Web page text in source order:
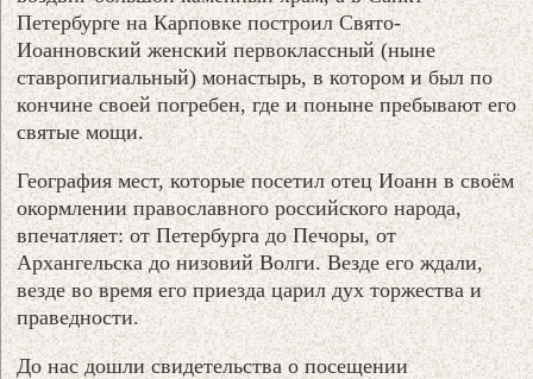
Петербурге на Карповке построил Свято-
Иоанновский женский первоклассный (ныне
ставропигиальный) монастырь, в котором и был по
кончине своей погребен, где и поныне пребывают его
святые мощи.
География мест, которые посетил отец Иоанн в своём
окормлении православного российского народа,
впечатляет: от Петербурга до Печоры, от
Архангельска до низовий Волги. Везде его ждали,
везде во время его приезда царил дух торжества и
праведности.
До нас дошли свидетельства о посещении